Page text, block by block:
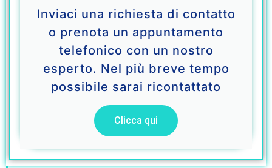
Inviaci una richiesta di contatto
o prenota un appuntamento
telefonico con un nostro
esperto. Nel più breve tempo
possibile sarai ricontattato
Clicca qui